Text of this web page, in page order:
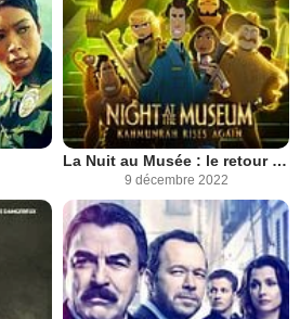
La Nuit au Musée : le retour de Kahmunrah
9 décembre 2022